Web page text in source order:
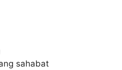
sahabat